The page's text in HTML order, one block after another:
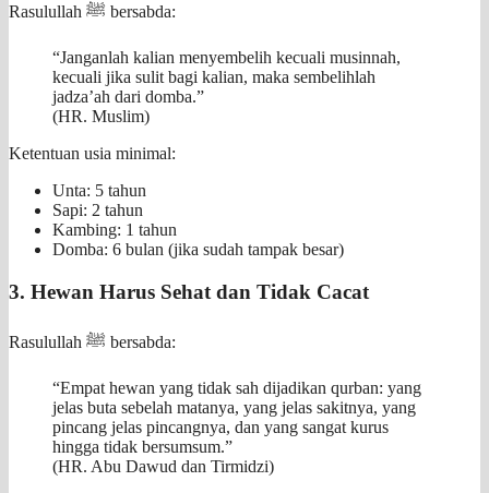
Rasulullah ﷺ bersabda:
“Janganlah kalian menyembelih kecuali musinnah,
kecuali jika sulit bagi kalian, maka sembelihlah
jadza’ah dari domba.”
(HR. Muslim)
Ketentuan usia minimal:
Unta: 5 tahun
Sapi: 2 tahun
Kambing: 1 tahun
Domba: 6 bulan (jika sudah tampak besar)
3. Hewan Harus Sehat dan Tidak Cacat
Rasulullah ﷺ bersabda:
“Empat hewan yang tidak sah dijadikan qurban: yang
jelas buta sebelah matanya, yang jelas sakitnya, yang
pincang jelas pincangnya, dan yang sangat kurus
hingga tidak bersumsum.”
(HR. Abu Dawud dan Tirmidzi)